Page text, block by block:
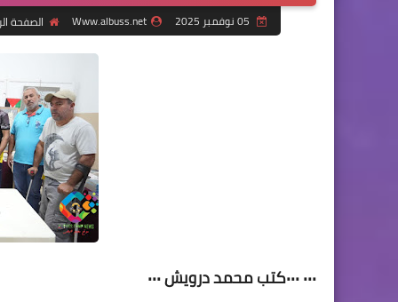
Www.albuss.net الصفحة
٠٠٠ ٠٠٠كتب محمد درويش ٠٠٠